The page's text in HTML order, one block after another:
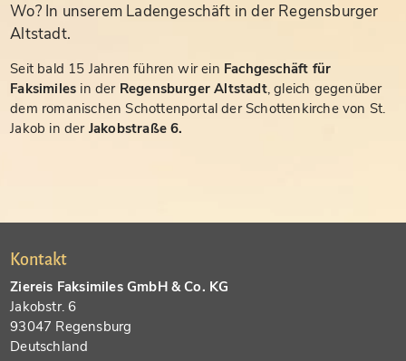
Wo? In unserem Ladengeschäft in der Regensburger
Altstadt.
Seit bald 15 Jahren führen wir ein Fachgeschäft für
Faksimiles in der Regensburger Altstadt, gleich gegenüber
dem romanischen Schottenportal der Schottenkirche von St.
Jakob in der Jakobstraße 6.
Kontakt
Ziereis Faksimiles GmbH & Co. KG
Jakobstr. 6
93047 Regensburg
Deutschland